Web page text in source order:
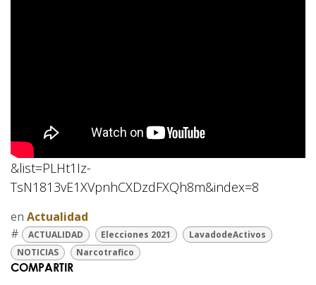
&list=PLHt1Iz-
TsN1813vE1XVpnhCXDzdFXQh8m&index=8
en Actualidad
#
ACTUALIDAD Elecciones 2021
LavadodeActivos
NOTICIAS
Narcotrafico
COMPARTIR